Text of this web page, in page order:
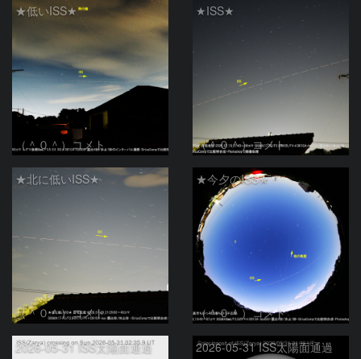
★低いISS★
（＾０＾）コメト
★ISS★
（＾０＾）コメト
★北に低いISS★
（＾０＾）コメト
★今夕のISS★
（＾０＾）コメト
2026-05-31 ISS太陽面通過 2026-05-31 ISS太陽面通過